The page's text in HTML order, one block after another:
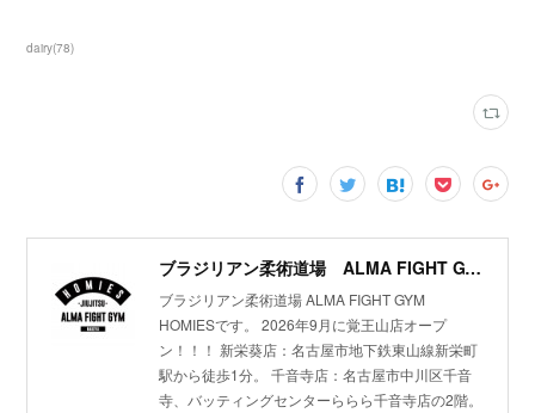
dairy(78)
ブラジリアン柔術道場 ALMA FIGHT GYM HOMIES(ホーミーズ)
ブラジリアン柔術道場 ALMA FIGHT GYM
HOMIESです。 2026年9月に覚王山店オープ
ン！！！ 新栄葵店：名古屋市地下鉄東山線新栄町
駅から徒歩1分。 千音寺店：名古屋市中川区千音
寺、バッティングセンターららら千音寺店の2階。